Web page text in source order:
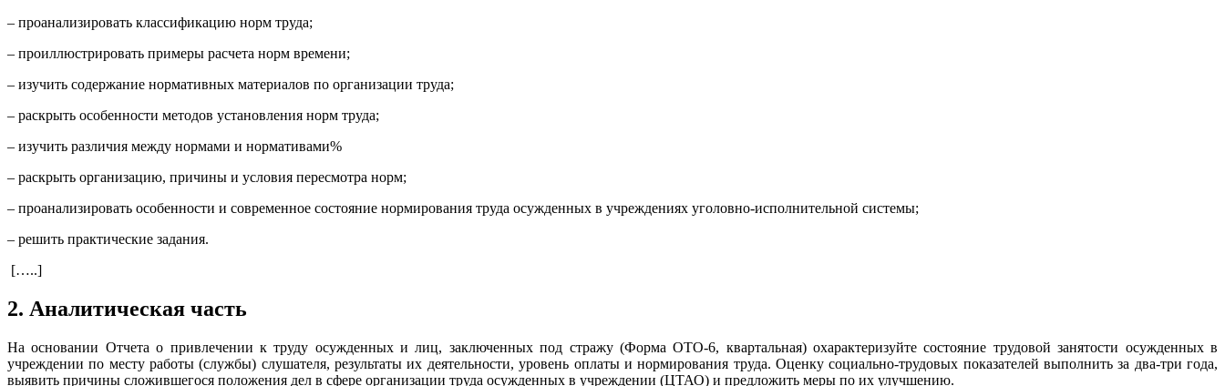
– проанализировать классификацию норм труда;
– проиллюстрировать примеры расчета норм времени;
– изучить содержание нормативных материалов по организации труда;
– раскрыть особенности методов установления норм труда;
– изучить различия между нормами и нормативами%
– раскрыть организацию, причины и условия пересмотра норм;
– проанализировать особенности и современное состояние нормирования труда осужденных в учреждениях уголовно-исполнительной системы;
– решить практические задания.
[…..]
2. Аналитическая часть
На основании Отчета о привлечении к труду осужденных и лиц, заключенных под стражу (Форма ОТО-6, квартальная) охарактеризуйте состояние трудовой занятости осужденных в
учреждении по месту работы (службы) слушателя, результаты их деятельности, уровень оплаты и нормирования труда. Оценку социально-трудовых показателей выполнить за два-три года,
выявить причины сложившегося положения дел в сфере организации труда осужденных в учреждении (ЦТАО) и предложить меры по их улучшению.